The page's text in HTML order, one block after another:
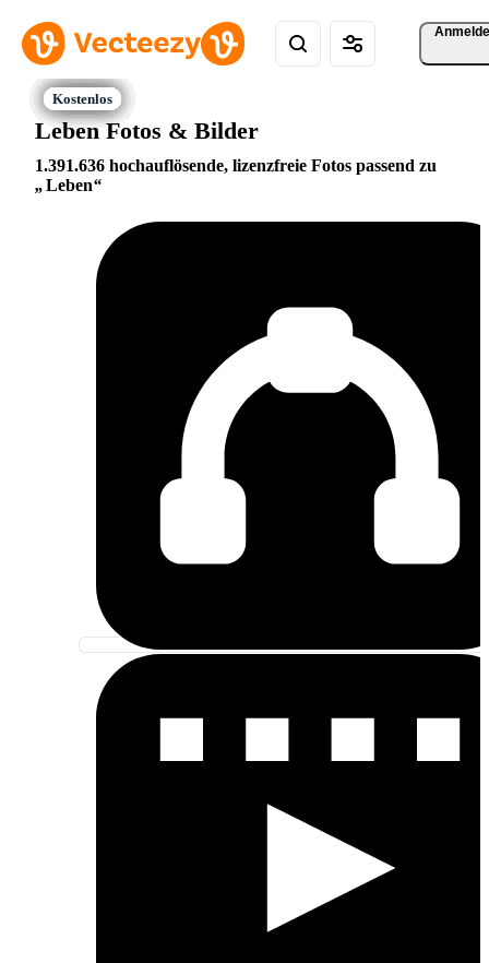
Leben Fotos & Bilder
1.391.636 hochauflösende, lizenzfreie Fotos passend zu
Leben